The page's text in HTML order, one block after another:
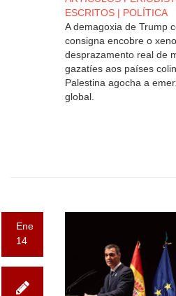
ESCRITOS| POLÍTICA
A demagoxia de Trump
consigna encobre o
desprazamento real de
gazatíes aos países
Palestina agocha a
global.
Ene
14